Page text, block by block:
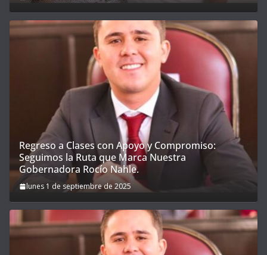
Regreso a Clases con Apoyo y Compromiso:
Seguimos la Ruta que Marca Nuestra
Gobernadora Rocío Nahle.
lunes 1 de septiembre de 2025